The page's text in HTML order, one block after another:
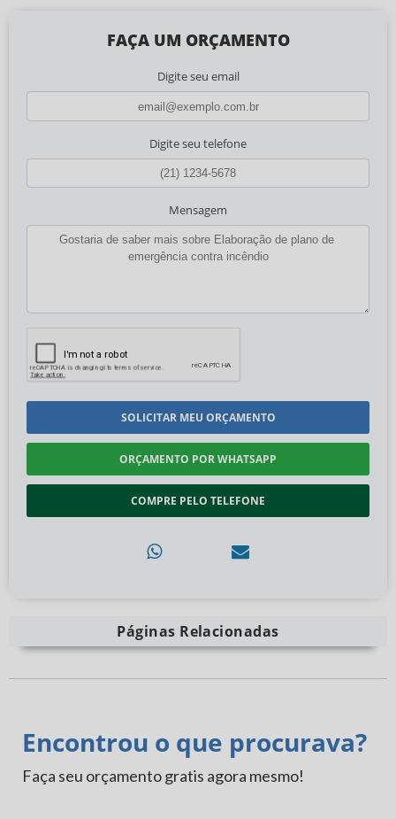
FAÇA UM ORÇAMENTO
Digite seu email
Digite seu telefone
Mensagem
SOLICITAR MEU ORÇAMENTO
ORÇAMENTO POR WHATSAPP
COMPRE PELO TELEFONE
Páginas Relacionadas
Encontrou o que procurava?
Faça seu orçamento gratis agora mesmo!